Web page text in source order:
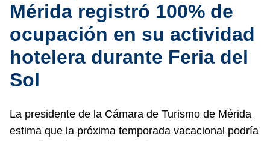
Mérida registró 100% de
ocupación en su actividad
hotelera durante Feria del
Sol
La presidente de la Cámara de Turismo de Mérida
estima que la próxima temporada vacacional podría